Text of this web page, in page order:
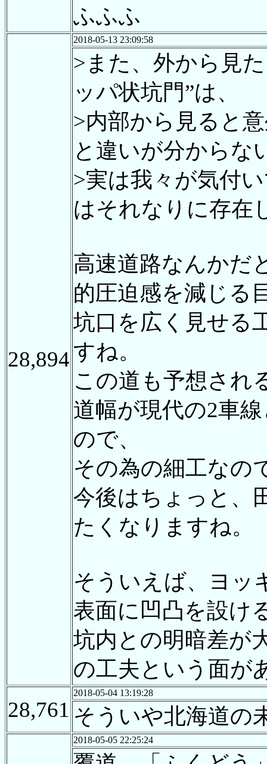
ふふふ
28,894
2018-05-13 23:09:58
>また、外から見
ッパ状坑門”は、
>内部から見ると
と違いが分からな
>実は我々が気付
はそれなりに存在
高速道路なんかだ
的圧迫感を減じる
坑口を広く見せる
すね。
この道も予想され
道幅が現代の2車
ので、
その為の細工なの
今後はちょっと、
たくなりますね。
そういえば、ヨッ
表面に凹凸を設け
坑内との明暗差が
の工夫という面が
28,761
2018-05-04 13:19:28
そういや北海道の
2018-05-05 22:25:24